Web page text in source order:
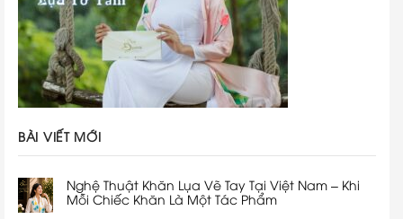
BÀI VIẾT MỚI
Nghệ Thuật Khăn Lụa Vẽ Tay Tại Việt Nam – Khi
Mỗi Chiếc Khăn Là Một Tác Phẩm